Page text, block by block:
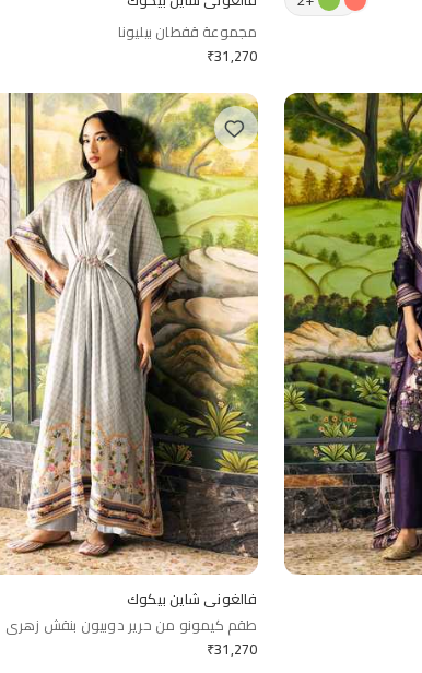
مجموعة قفطان بيليونا
₹31,270
فالغوني شاين بيكوك
طقم كيمونو من حرير دوبيون بنقش زهري
₹31,270